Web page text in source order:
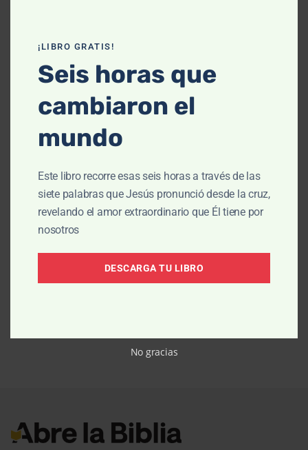
ARTÍCULO
¿Necesito confesar mis
pecados a otros creyentes?
¡LIBRO GRATIS!
Seis horas que
cambiaron el
mundo
Este libro recorre esas seis horas a través de las
siete palabras que Jesús pronunció desde la cruz,
revelando el amor extraordinario que Él tiene por
nosotros
DESCARGA TU LIBRO
No gracias